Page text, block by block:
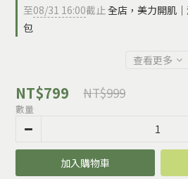
至08/31 16:00截止全店，美力開肌
包
查看更多
NT$799 NT$999
數量
加入購物車